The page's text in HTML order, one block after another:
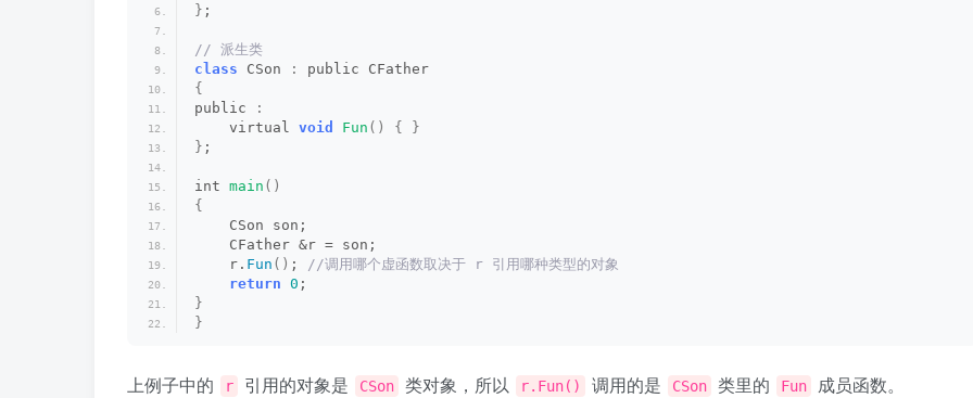
} ;
// 派生类
class CSon :
public CFather
{
public
:
    virtual
void Fun () {
}
} ;
int main ()
{
    CSon son;
    CFather &r = son;
    r.
Fun () ;
//调用哪个虚函数取决于 r 引用哪种类型的对象
return 0 ;
}
}
上例子中的 r 引用的对象是 CSon 类对象，所以 r.Fun() 调用的是 CSon 类里的 Fun 成员函数。